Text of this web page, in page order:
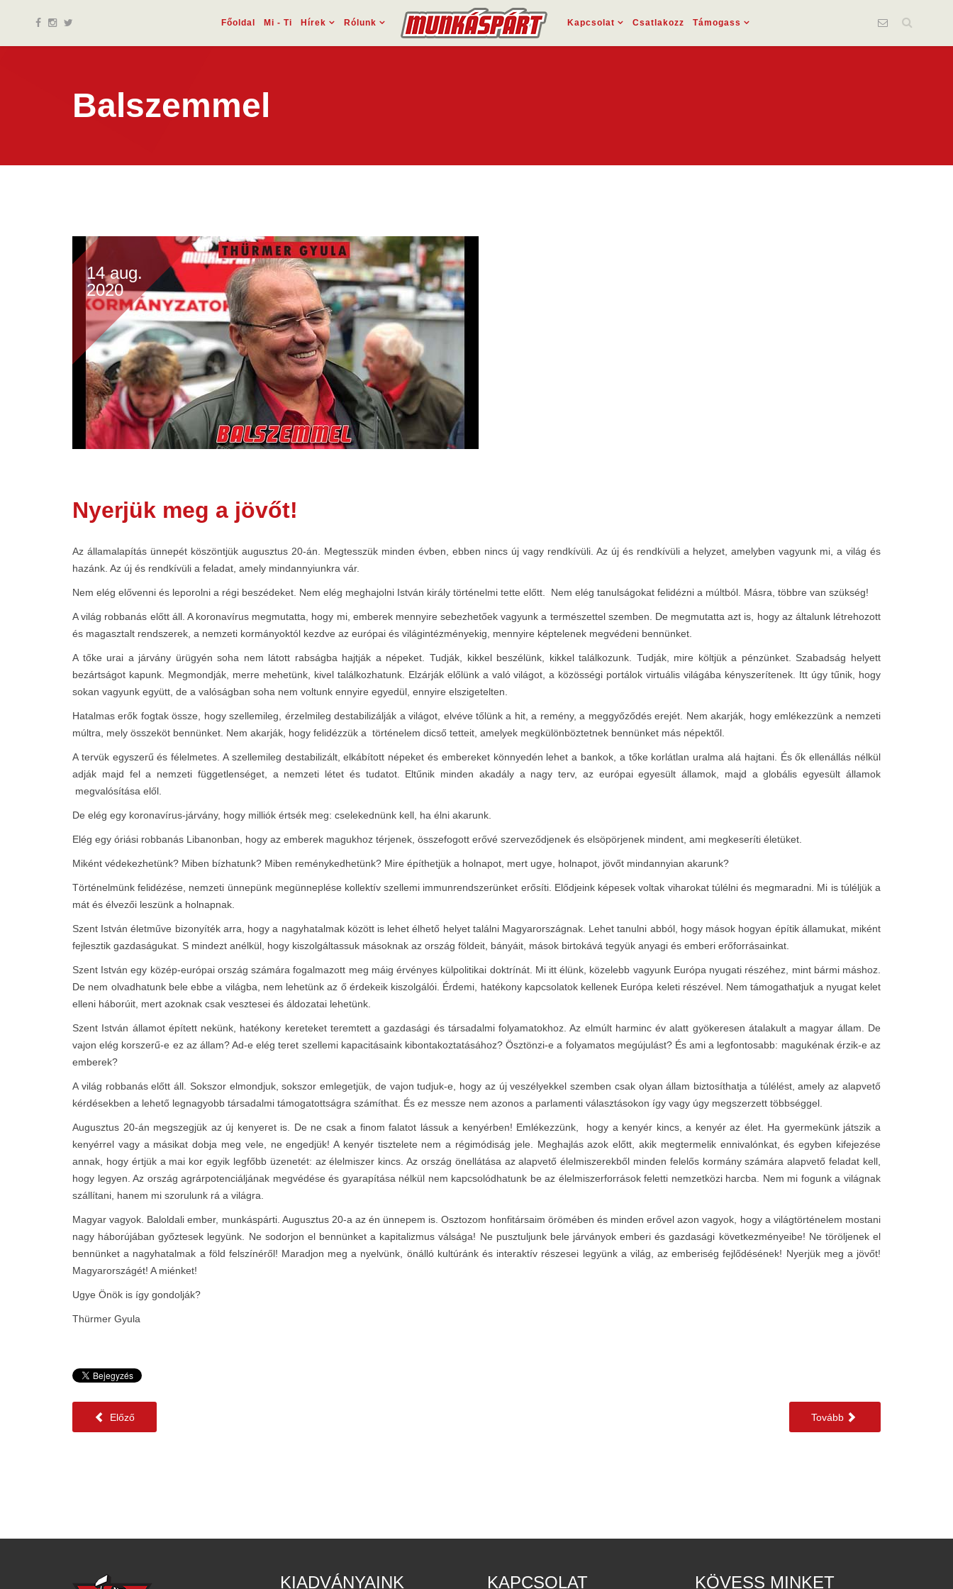
Főoldal Mi - Ti Hírek Rólunk Kapcsolat Csatlakozz Támogass
Balszemmel
14 aug.
2020
Nyerjük meg a jövőt!
Az államalapítás ünnepét köszöntjük augusztus 20-án. Megtesszük minden évben, ebben nincs új vagy rendkívüli. Az új és rendkívüli a helyzet, amelyben vagyunk mi, a világ és
hazánk. Az új és rendkívüli a feladat, amely mindannyiunkra vár.
Nem elég elővenni és leporolni a régi beszédeket. Nem elég meghajolni István király történelmi tette előtt. Nem elég tanulságokat felidézni a múltból. Másra, többre van szükség!
A világ robbanás előtt áll. A koronavírus megmutatta, hogy mi, emberek mennyire sebezhetőek vagyunk a természettel szemben. De megmutatta azt is, hogy az általunk létrehozott
és magasztalt rendszerek, a nemzeti kormányoktól kezdve az európai és világintézményekig, mennyire képtelenek megvédeni bennünket.
A tőke urai a járvány ürügyén soha nem látott rabságba hajtják a népeket. Tudják, kikkel beszélünk, kikkel találkozunk. Tudják, mire költjük a pénzünket. Szabadság helyett
bezártságot kapunk. Megmondják, merre mehetünk, kivel találkozhatunk. Elzárják előlünk a való világot, a közösségi portálok virtuális világába kényszerítenek. Itt úgy tűnik, hogy
sokan vagyunk együtt, de a valóságban soha nem voltunk ennyire egyedül, ennyire elszigetelten.
Hatalmas erők fogtak össze, hogy szellemileg, érzelmileg destabilizálják a világot, elvéve tőlünk a hit, a remény, a meggyőződés erejét. Nem akarják, hogy emlékezzünk a nemzeti
múltra, mely összeköt bennünket. Nem akarják, hogy felidézzük a történelem dicső tetteit, amelyek megkülönböztetnek bennünket más népektől.
A tervük egyszerű és félelmetes. A szellemileg destabilizált, elkábított népeket és embereket könnyedén lehet a bankok, a tőke korlátlan uralma alá hajtani. És ők ellenállás nélkül
adják majd fel a nemzeti függetlenséget, a nemzeti létet és tudatot. Eltűnik minden akadály a nagy terv, az európai egyesült államok, majd a globális egyesült államok
megvalósítása elől.
De elég egy koronavírus-járvány, hogy milliók értsék meg: cselekednünk kell, ha élni akarunk.
Elég egy óriási robbanás Libanonban, hogy az emberek magukhoz térjenek, összefogott erővé szerveződjenek és elsöpörjenek mindent, ami megkeseríti életüket.
Miként védekezhetünk? Miben bízhatunk? Miben reménykedhetünk? Mire építhetjük a holnapot, mert ugye, holnapot, jövőt mindannyian akarunk?
Történelmünk felidézése, nemzeti ünnepünk megünneplése kollektív szellemi immunrendszerünket erősíti. Elődjeink képesek voltak viharokat túlélni és megmaradni. Mi is túléljük a
mát és élvezői leszünk a holnapnak.
Szent István életműve bizonyíték arra, hogy a nagyhatalmak között is lehet élhető helyet találni Magyarországnak. Lehet tanulni abból, hogy mások hogyan építik államukat, miként
fejlesztik gazdaságukat. S mindezt anélkül, hogy kiszolgáltassuk másoknak az ország földeit, bányáit, mások birtokává tegyük anyagi és emberi erőforrásainkat.
Szent István egy közép-európai ország számára fogalmazott meg máig érvényes külpolitikai doktrínát. Mi itt élünk, közelebb vagyunk Európa nyugati részéhez, mint bármi máshoz.
De nem olvadhatunk bele ebbe a világba, nem lehetünk az ő érdekeik kiszolgálói. Érdemi, hatékony kapcsolatok kellenek Európa keleti részével. Nem támogathatjuk a nyugat kelet
elleni háborúit, mert azoknak csak vesztesei és áldozatai lehetünk.
Szent István államot épített nekünk, hatékony kereteket teremtett a gazdasági és társadalmi folyamatokhoz. Az elmúlt harminc év alatt gyökeresen átalakult a magyar állam. De
vajon elég korszerű-e ez az állam? Ad-e elég teret szellemi kapacitásaink kibontakoztatásához? Ösztönzi-e a folyamatos megújulást? És ami a legfontosabb: magukénak érzik-e az
emberek?
A világ robbanás előtt áll. Sokszor elmondjuk, sokszor emlegetjük, de vajon tudjuk-e, hogy az új veszélyekkel szemben csak olyan állam biztosíthatja a túlélést, amely az alapvető
kérdésekben a lehető legnagyobb társadalmi támogatottságra számíthat. És ez messze nem azonos a parlamenti választásokon így vagy úgy megszerzett többséggel.
Augusztus 20-án megszegjük az új kenyeret is. De ne csak a finom falatot lássuk a kenyérben! Emlékezzünk, hogy a kenyér kincs, a kenyér az élet. Ha gyermekünk játszik a
kenyérrel vagy a másikat dobja meg vele, ne engedjük! A kenyér tisztelete nem a régimódiság jele. Meghajlás azok előtt, akik megtermelik ennivalónkat, és egyben kifejezése
annak, hogy értjük a mai kor egyik legfőbb üzenetét: az élelmiszer kincs. Az ország önellátása az alapvető élelmiszerekből minden felelős kormány számára alapvető feladat kell,
hogy legyen. Az ország agrárpotenciáljának megvédése és gyarapítása nélkül nem kapcsolódhatunk be az élelmiszerforrások feletti nemzetközi harcba. Nem mi fogunk a világnak
szállítani, hanem mi szorulunk rá a világra.
Magyar vagyok. Baloldali ember, munkáspárti. Augusztus 20-a az én ünnepem is. Osztozom honfitársaim örömében és minden erővel azon vagyok, hogy a világtörténelem mostani
nagy háborújában győztesek legyünk. Ne sodorjon el bennünket a kapitalizmus válsága! Ne pusztuljunk bele járványok emberi és gazdasági következményeibe! Ne töröljenek el
bennünket a nagyhatalmak a föld felszínéről! Maradjon meg a nyelvünk, önálló kultúránk és interaktív részesei legyünk a világ, az emberiség fejlődésének! Nyerjük meg a jövőt!
Magyarországét! A miénket!
Ugye Önök is így gondolják?
Thürmer Gyula
Előző Tovább
KIADVÁNYAINK KAPCSOLAT KÖVESS MINKET